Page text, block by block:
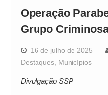
Operação
Grupo
16 de julho de 2025
Destaques, Municípios
Divulgação SSP